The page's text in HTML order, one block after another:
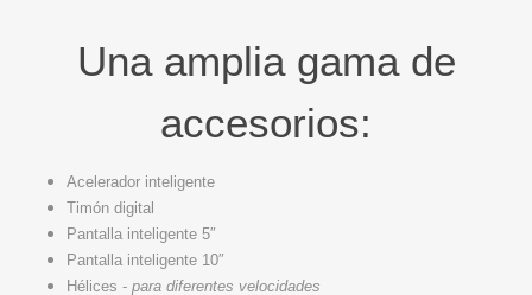
Una amplia gama de
accesorios:
Acelerador inteligente
Timón digital
Pantalla inteligente 5″
Pantalla inteligente 10″
Hélices - para diferentes velocidades